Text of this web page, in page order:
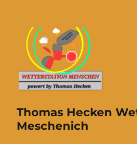
Thomas Hecken
Meschenich